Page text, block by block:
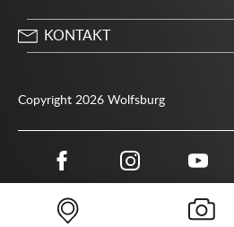
KONTAKT
Behördenrufnummer 115
Copyright 2026 Wolfsburg